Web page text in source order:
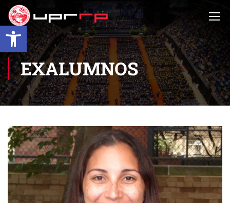
Open toolbar
EXALUMNOS